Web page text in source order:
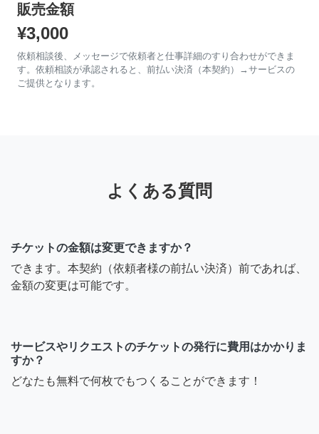
販売金額
¥3,000
依頼相談後、メッセージで依頼者と仕事詳細のすり合わせができま
す。依頼相談が承認されると、前払い決済（本契約）→サービスの
ご提供となります。
よくある質問
チケットの金額は変更できますか？
できます。本契約（依頼者様の前払い決済）前であれば、
金額の変更は可能です。
サービスやリクエストのチケットの発行に費用はかかりま
すか？
どなたも無料で何枚でもつくることができます！